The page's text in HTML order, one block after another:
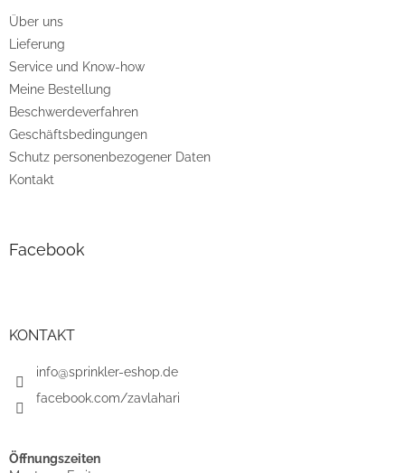
e
Über uns
Lieferung
Service und Know-how
Meine Bestellung
Beschwerdeverfahren
Geschäftsbedingungen
Schutz personenbezogener Daten
Kontakt
Facebook
KONTAKT
info@sprinkler-eshop.de
facebook.com/zavlahari
Öffnungszeiten